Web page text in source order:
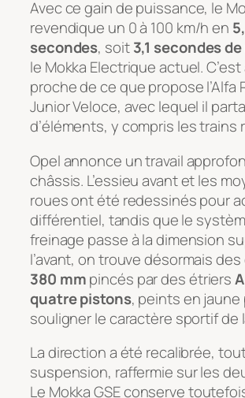
Avec ce gain de puissance, le
revendique un 0 à 100 km/h en
secondes, soit3,1 secondes
le Mokka Electrique actuel.
proche de ce que propose l’Alfa
Junior Veloce, avec lequel il
d’éléments, y compris les trains
Opel annonce un travail
châssis. L’essieu avant et les
roues ont été redessinés pour
différentiel, tandis que le
freinage passe à la dimension
l’avant, on trouve désormais
380 mmpincés par des étriers
quatre pistons, peints en jaune
souligner le caractère sportif de
La direction a été recalibrée,
suspension, raffermie sur les
Le Mokka GSE conserve